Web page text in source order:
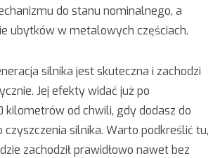
do stanu nominalnego, a
ubytków w metalowych częściach.
silnika jest skuteczna i zachodzi
Jej efekty widać już po
kilometrów od chwili, gdy dodasz do
silnika. Warto podkreślić tu,
zachodził prawidłowo nawet bez